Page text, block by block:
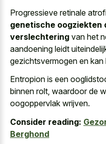
Progressieve retinale
genetische oogziekten
verslechtering van het
aandoening leidt
gezichtsvermogen en kan
Entropion is een
binnen rolt, waardoor de
oogoppervlak wrijven.
Consider reading:
Berghond